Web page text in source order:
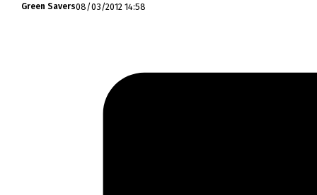
Green Savers08/03/2012 14:58